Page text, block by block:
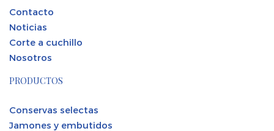
Contacto
Noticias
Corte a cuchillo
Nosotros
PRODUCTOS
Conservas selectas
Jamones y embutidos